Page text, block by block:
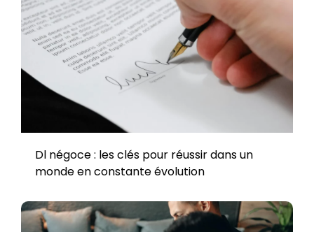
Dl négoce : les clés pour réussir dans un
monde en constante évolution